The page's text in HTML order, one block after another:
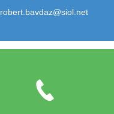
robert.bavdaz@siol.net